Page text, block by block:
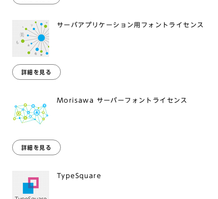
サーバアプリケーション用フォントライセンス
詳細を見る
Morisawa サーバーフォントライセンス
詳細を見る
TypeSquare